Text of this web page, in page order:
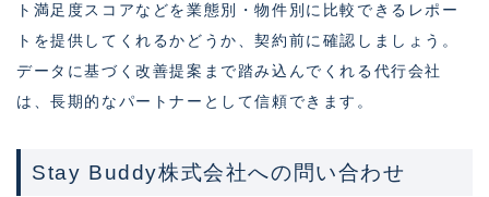
ト満足度スコアなどを業態別・物件別に比較できるレポー
トを提供してくれるかどうか、契約前に確認しましょう。
データに基づく改善提案まで踏み込んでくれる代行会社
は、長期的なパートナーとして信頼できます。
Stay Buddy株式会社への問い合わせ